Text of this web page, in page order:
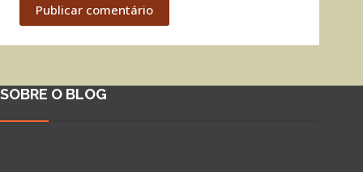
Publicar comentário
SOBRE O BLOG